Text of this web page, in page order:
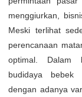
menggiurkan,
Meski terlihat
perencanaan
optimal. Dalam
budidaya bebek
dengan adanya